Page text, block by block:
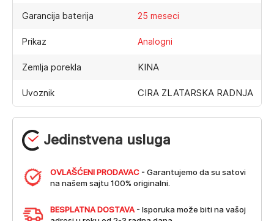
Jedinstvena usluga
OVLAŠĆENI PRODAVAC - Garantujemo da su satovi
na našem sajtu 100% originalni.
BESPLATNA DOSTAVA - Isporuka može biti na vašoj
Garancija baterija 25 meseci
Prikaz Analogni
Zemlja porekla KINA
Uvoznik CIRA ZLATARSKA RADNJA